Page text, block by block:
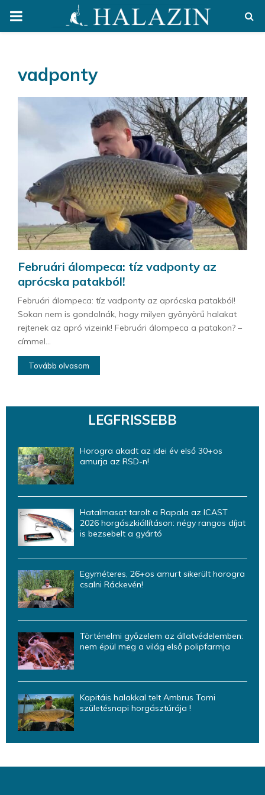
PRIMARY
vadponty
Februári álompeca: tíz vadponty az
aprócska patakból!
Februári álompeca: tíz vadponty az aprócska patakból!
Sokan nem is gondolnák, hogy milyen gyönyörű halakat
rejtenek az apró vizeink! Februári álompeca a patakon? –
címmel...
Tovább olvasom
LEGFRISSEBB
Horogra akadt az idei év első 30+os
amurja az RSD-n!
Hatalmasat tarolt a Rapala az ICAST
2026 horgászkiállításon: négy rangos díjat
is bezsebelt a gyártó
Egyméteres, 26+os amurt sikerült horogra
csalni Ráckevén!
Történelmi győzelem az állatvédelemben:
nem épül meg a világ első polipfarmja
Kapitáis halakkal telt Ambrus Tomi
születésnapi horgásztúrája !